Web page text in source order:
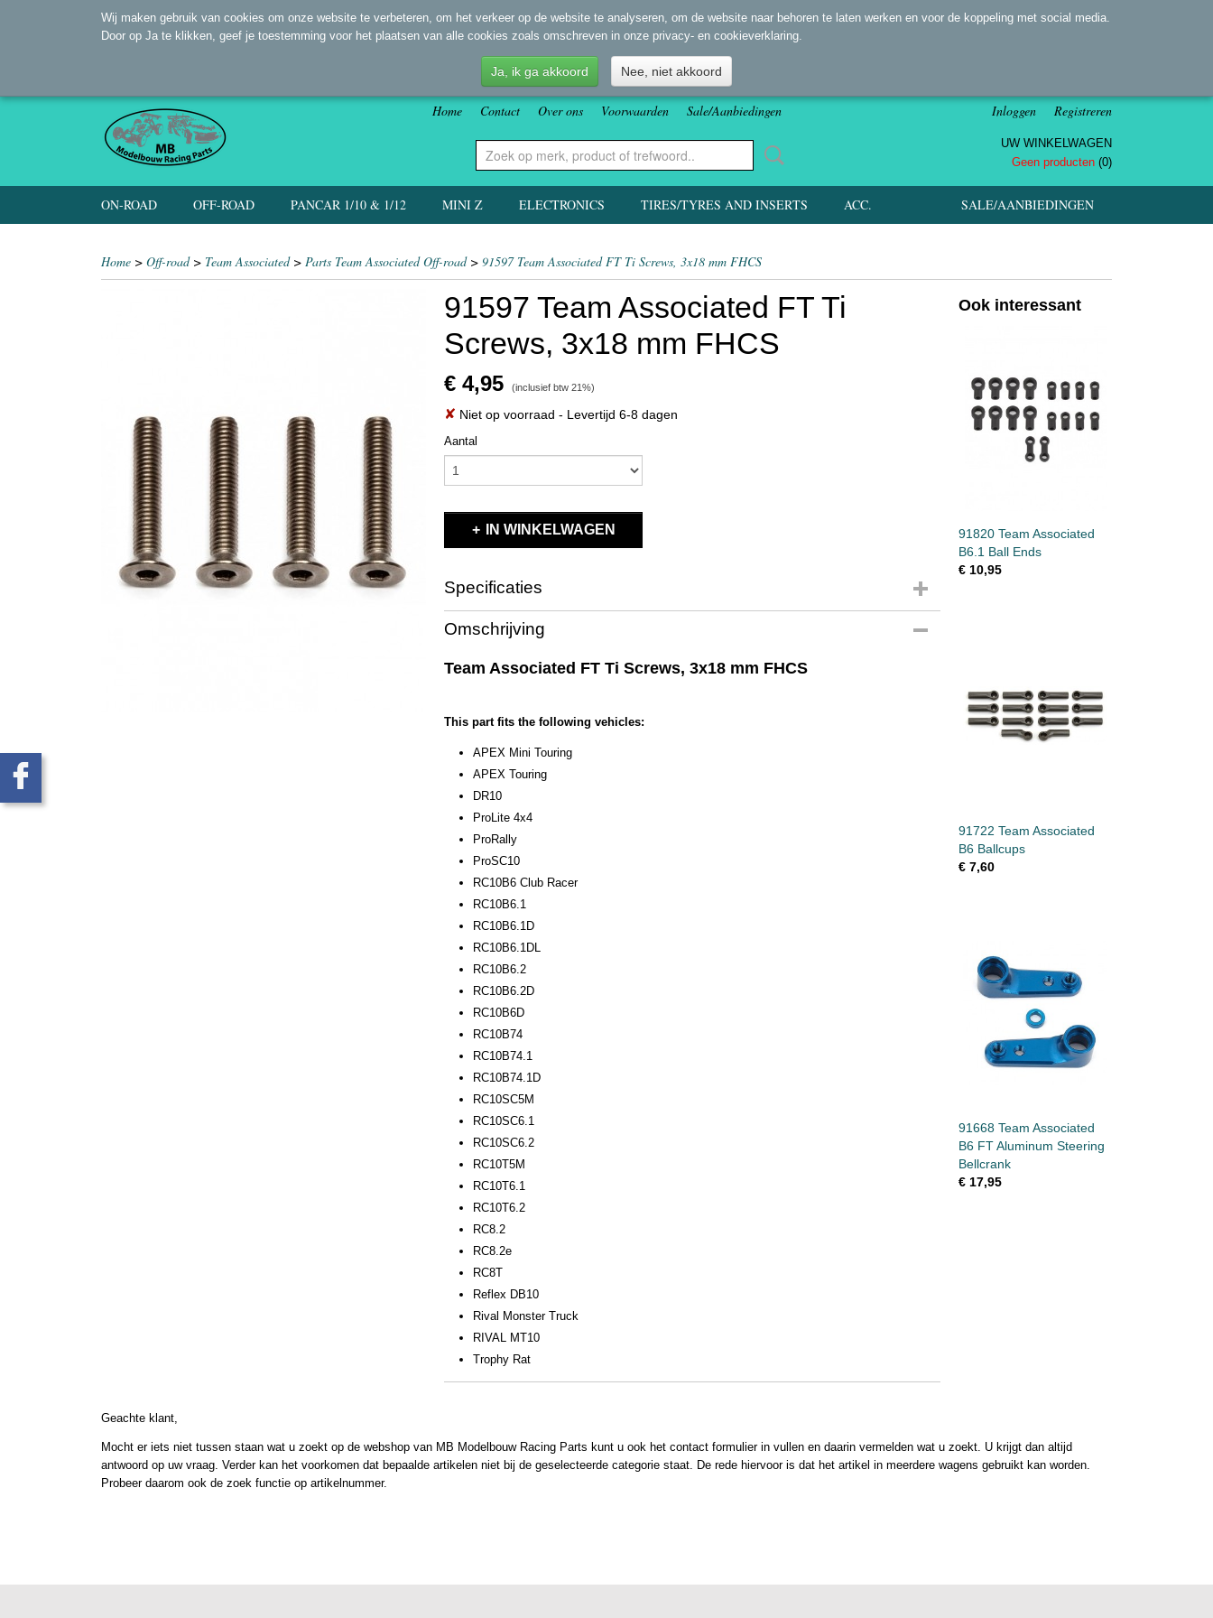
Home Contact Over ons Voorwaarden Sale/Aanbiedingen Inloggen Registreren
UW WINKELWAGEN
Geen producten (0)
SALE/AANBIEDINGEN
ON-ROAD OFF-ROAD PANCAR 1/10 & 1/12 MINI Z ELECTRONICS TIRES/TYRES AND INSERTS ACC.
Home > Off-road> Team Associated> Parts Team Associated Off-road> 91597 Team Associated FT Ti Screws, 3x18 mm FHCS
91597 Team Associated FT Ti
Screws, 3x18 mm FHCS
€ 4,95 (inclusief btw 21%)
✘ Niet op voorraad - Levertijd 6-8 dagen
Aantal
IN WINKELWAGEN
Specificaties
Productcode
EAN code
Bruto gewicht
0,10 Kg
Omschrijving
Team Associated FT Ti Screws, 3x18 mm FHCS
This part fits the following vehicles:
APEX Mini Touring
APEX Touring
DR10
ProLite 4x4
ProRally
ProSC10
RC10B6 Club Racer
RC10B6.1
RC10B6.1D
RC10B6.1DL
RC10B6.2
RC10B6.2D
RC10B6D
RC10B74
RC10B74.1
RC10B74.1D
RC10SC5M
RC10SC6.1
RC10SC6.2
RC10T5M
RC10T6.1
RC10T6.2
RC8.2
RC8.2e
RC8T
Reflex DB10
Rival Monster Truck
RIVAL MT10
Trophy Rat
Ook interessant
91820 Team Associated
B6.1 Ball Ends
€ 10,95
91722 Team Associated
B6 Ballcups
€ 7,60
91668 Team Associated
B6 FT Aluminum Steering
Bellcrank
€ 17,95
Geachte klant,
Mocht er iets niet tussen staan wat u zoekt op de webshop van MB Modelbouw Racing Parts kunt u ook het contact formulier in vullen en daarin vermelden wat u zoekt. U krijgt dan altijd
antwoord op uw vraag. Verder kan het voorkomen dat bepaalde artikelen niet bij de geselecteerde categorie staat. De rede hiervoor is dat het artikel in meerdere wagens gebruikt kan worden.
Probeer daarom ook de zoek functie op artikelnummer.
Wij maken gebruik van cookies om onze website te verbeteren, om het verkeer op de website te analyseren, om de website naar behoren te laten werken en voor de koppeling met social media.
Door op Ja te klikken, geef je toestemming voor het plaatsen van alle cookies zoals omschreven in onze privacy- en cookieverklaring.
Ja, ik ga akkoord Nee, niet akkoord